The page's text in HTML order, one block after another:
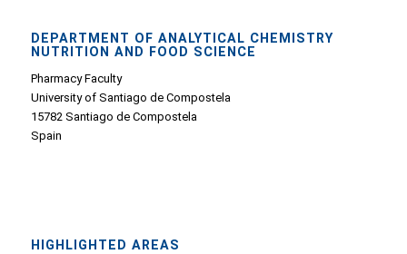
DEPARTMENT OF ANALYTICAL CHEMISTRY
NUTRITION AND FOOD SCIENCE
Pharmacy Faculty
University of Santiago de Compostela
15782 Santiago de Compostela
Spain
HIGHLIGHTED AREAS